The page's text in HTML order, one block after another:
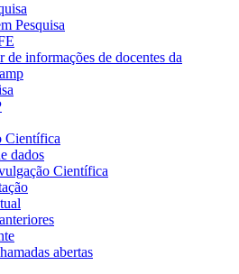
Pesquisa
de informações de docentes da
Científica
dados
Científica
abertas